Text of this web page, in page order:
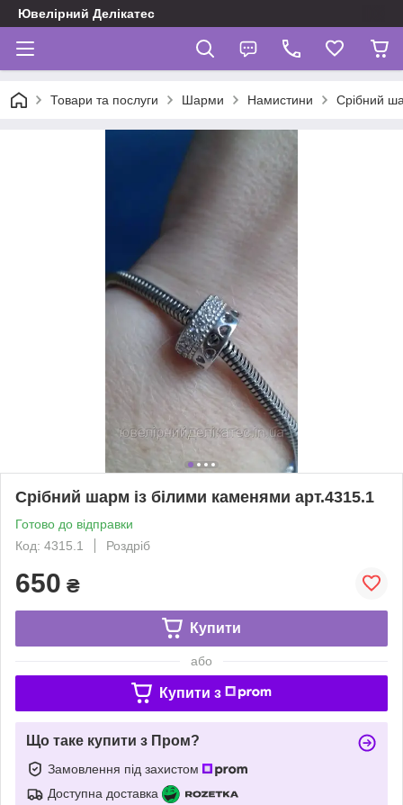
Ювелірний Делікатес
Товари та послуги Шарми Намистини Срібний
Срібний шарм із білими каменями арт.4315.1
Готово до відправки
Код: 4315.1
Роздріб
650 ₴
Купити
або
Купити з
Що таке купити з Пром?
Замовлення під захистом
Доступна доставка